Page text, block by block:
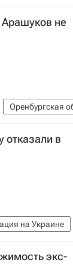
не
Оренбургская
отказали в
на Украине
Следственный
экс-